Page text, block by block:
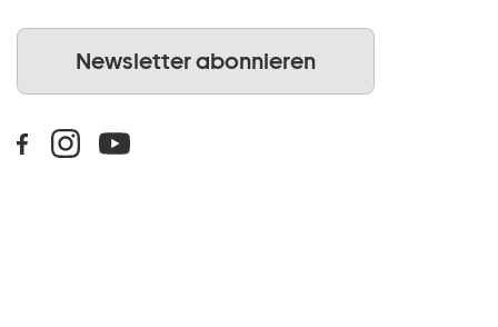
Newsletter abonnieren